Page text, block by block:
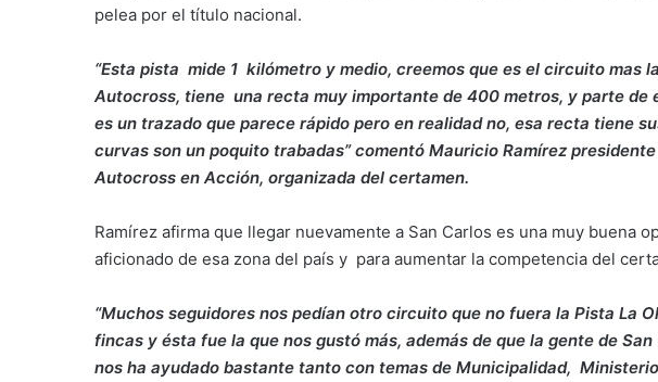
pelea por el título nacional.
“Esta pista mide 1 kilómetro y medio, creemos que es el circuito mas
Autocross, tiene una recta muy importante de 400 metros, y parte de
es un trazado que parece rápido pero en realidad no, esa recta tiene
curvas son un poquito trabadas” comentó Mauricio Ramírez
Autocross en Acción, organizada del certamen.
Ramírez afirma que llegar nuevamente a San Carlos es una muy buena
aficionado de esa zona del país y para aumentar la competencia del
“Muchos seguidores nos pedían otro circuito que no fuera la Pista La
fincas y ésta fue la que nos gustó más, además de que la gente de
nos ha ayudado bastante tanto con temas de Municipalidad,